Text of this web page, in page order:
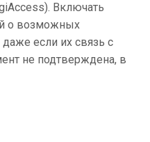
). Включать
о возможных
если их связь с
не подтверждена, в